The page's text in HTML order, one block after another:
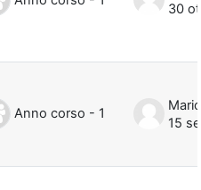
30
Anno corso - 1
15